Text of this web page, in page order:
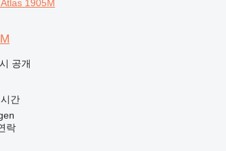
공개
간
락